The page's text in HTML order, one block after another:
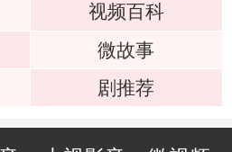
视频百科
微故事
剧推荐